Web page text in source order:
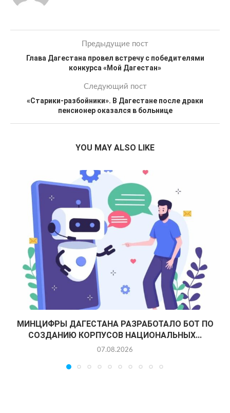
Предыдущие пост
Глава Дагестана провел встречу с победителями
конкурса «Мой Дагестан»
Следующий пост
«Старики-разбойники». В Дагестане после драки
пенсионер оказался в больнице
YOU MAY ALSO LIKE
МИНЦИФРЫ ДАГЕСТАНА РАЗРАБОТАЛО БОТ ПО
СОЗДАНИЮ КОРПУСОВ НАЦИОНАЛЬНЫХ...
07.08.2026